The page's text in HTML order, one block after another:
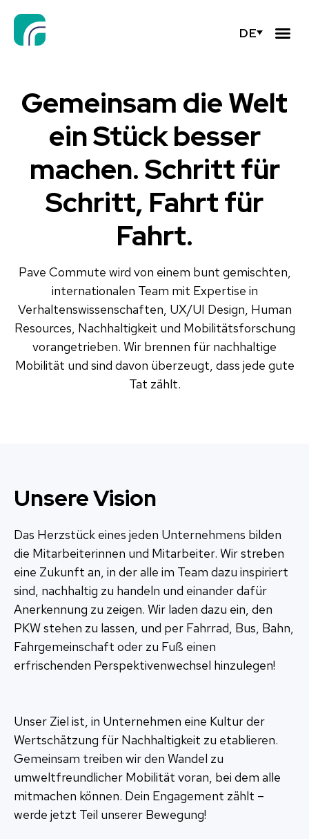
DE
Gemeinsam die Welt
ein Stück besser
machen. Schritt für
Schritt, Fahrt für
Fahrt.
Pave Commute wird von einem bunt gemischten,
internationalen Team mit Expertise in
Verhaltenswissenschaften, UX/UI Design, Human
Resources, Nachhaltigkeit und Mobilitätsforschung
vorangetrieben. Wir brennen für nachhaltige
Mobilität und sind davon überzeugt, dass jede gute
Tat zählt.
Unsere Vision
Das Herzstück eines jeden Unternehmens bilden
die Mitarbeiterinnen und Mitarbeiter. Wir streben
eine Zukunft an, in der alle im Team dazu inspiriert
sind, nachhaltig zu handeln und einander dafür
Anerkennung zu zeigen. Wir laden dazu ein, den
PKW stehen zu lassen, und per Fahrrad, Bus, Bahn,
Fahrgemeinschaft oder zu Fuß einen
erfrischenden Perspektivenwechsel hinzulegen!
Unser Ziel ist, in Unternehmen eine Kultur der
Wertschätzung für Nachhaltigkeit zu etablieren.
Gemeinsam treiben wir den Wandel zu
umweltfreundlicher Mobilität voran, bei dem alle
mitmachen können. Dein Engagement zählt –
werde jetzt Teil unserer Bewegung!